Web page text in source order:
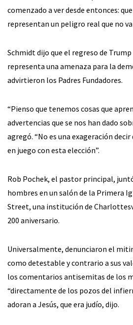
comenzado a ver desde entonces:
representan un peligro real que no va
Schmidt dijo que el regreso de Trump
representa una amenaza para la
advirtieron los Padres Fundadores.
“Pienso que tenemos cosas que
advertencias que se nos han dado
agregó. “No es una exageración
en juego con esta elección”.
Rob Pochek, el pastor principal,
hombres en un salón de la Primera
Street, una institución de
200 aniversario.
Universalmente, denunciaron el
como detestable y contrario a sus
los comentarios antisemitas de los
“directamente de los pozos del
adoran a Jesús, que era judío, dijo.